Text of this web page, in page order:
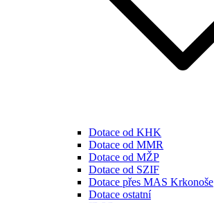
Dotace od KHK
Dotace od MMR
Dotace od MŽP
Dotace od SZIF
Dotace přes MAS Krkonoše
Dotace ostatní